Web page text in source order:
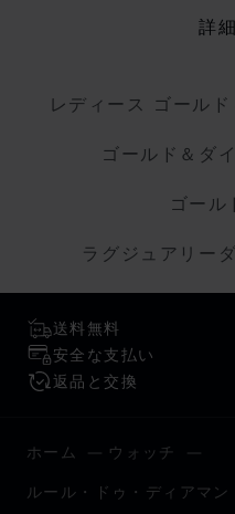
詳
レディース ゴール
ゴールド＆ダ
ゴール
ラグジュアリー
送料無料
安全な支払い
返品と交換
ホーム ウォッチ
ルール・ドゥ・ディアマン